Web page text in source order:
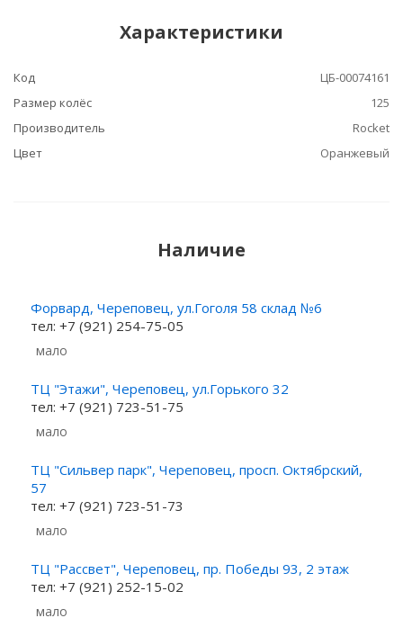
Характеристики
Код
ЦБ-00074161
Размер колёс
125
Производитель
Rocket
Цвет
Оранжевый
Наличие
Форвард, Череповец, ул.Гоголя 58 склад №6
тел: +7 (921) 254-75-05
Мало
ТЦ "Этажи", Череповец, ул.Горького 32
тел: +7 (921) 723-51-75
Мало
ТЦ "Сильвер парк", Череповец, просп. Октябрский,
57
тел: +7 (921) 723-51-73
Мало
ТЦ "Рассвет", Череповец, пр. Победы 93, 2 этаж
тел: +7 (921) 252-15-02
Мало